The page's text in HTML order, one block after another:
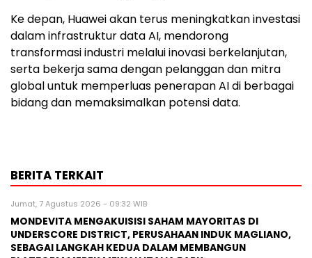
Ke depan, Huawei akan terus meningkatkan investasi
dalam infrastruktur data AI, mendorong
transformasi industri melalui inovasi berkelanjutan,
serta bekerja sama dengan pelanggan dan mitra
global untuk memperluas penerapan AI di berbagai
bidang dan memaksimalkan potensi data.
BERITA TERKAIT
Jumat, 7 Agustus 2026 - 09:32 WIB
MONDEVITA MENGAKUISISI SAHAM MAYORITAS DI
UNDERSCORE DISTRICT, PERUSAHAAN INDUK MAGLIANO,
SEBAGAI LANGKAH KEDUA DALAM MEMBANGUN